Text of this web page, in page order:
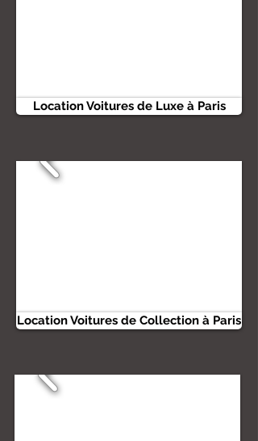
Location Voitures de Luxe à Paris
Location Voitures de Collection à Paris